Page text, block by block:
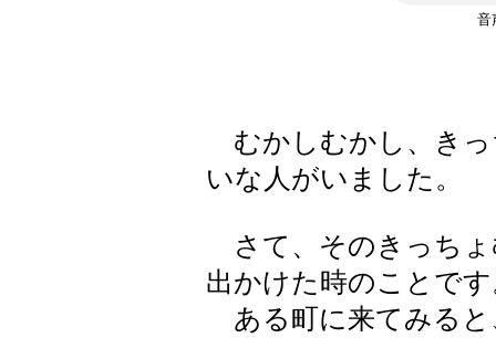
むかしむかし、きっ
いな人がいました。
さて、そのきっちょ
出かけた時のことで
ある町に来てみると